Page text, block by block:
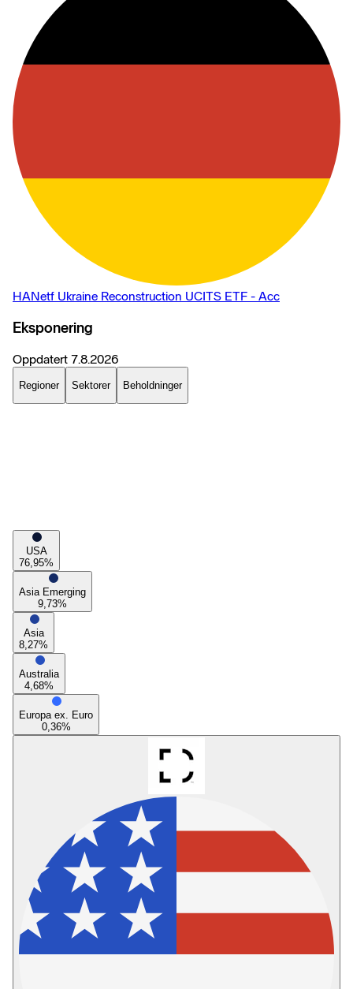
HANetf Ukraine Reconstruction UCITS ETF - Acc
Eksponering
Oppdatert 7.8.2026
Regioner Sektorer Beholdninger
USA
76,95%
Asia Emerging
9,73%
Asia
8,27%
Australia
4,68%
Europa ex. Euro
0,36%